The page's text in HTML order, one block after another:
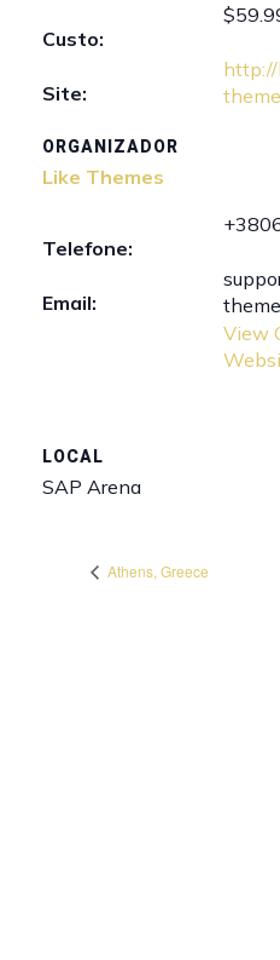
Custo:
Site:
ORGANIZADOR
Like Themes
Telefone:
Email:
View
LOCAL
SAP Arena
Athens, Greece